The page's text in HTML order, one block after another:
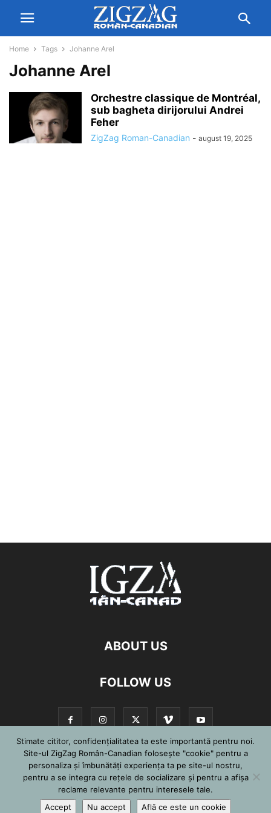
Home Tags Johanne Arel
Johanne Arel
Orchestre classique de Montréal,
sub bagheta dirijorului Andrei
Feher
ZigZag Roman-Canadian - august 19, 2025
ABOUT US
FOLLOW US
©
Stimate cititor, confidențialitatea ta este importantă pentru noi.
Site-ul ZigZag Român-Canadian folosește "cookie" pentru a
personaliza și îmbunătăți experiența ta pe site-ul nostru,
pentru a se integra cu reţele de socializare şi pentru a afişa
reclame relevante pentru interesele tale.
Accept
Nu accept Află ce este un cookie